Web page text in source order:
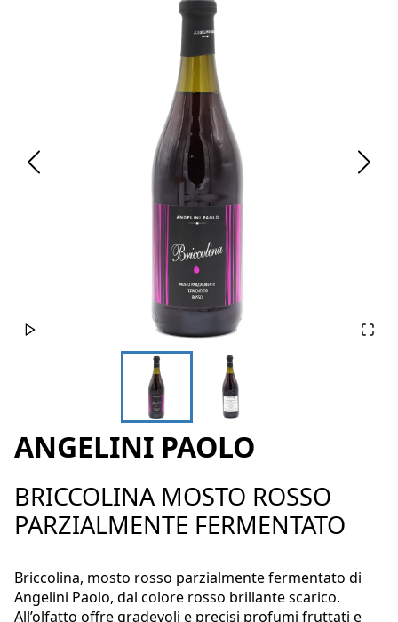
ANGELINI PAOLO
BRICCOLINA MOSTO ROSSO
PARZIALMENTE FERMENTATO
Briccolina, mosto rosso parzialmente fermentato di
Angelini Paolo, dal colore rosso brillante scarico.
All’olfatto offre gradevoli e precisi profumi fruttati e